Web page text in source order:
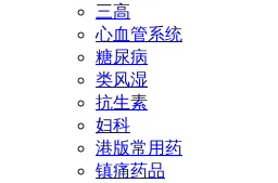
三高
心血管系统
糖尿病
类风湿
抗生素
妇科
港版常用药
镇痛药品